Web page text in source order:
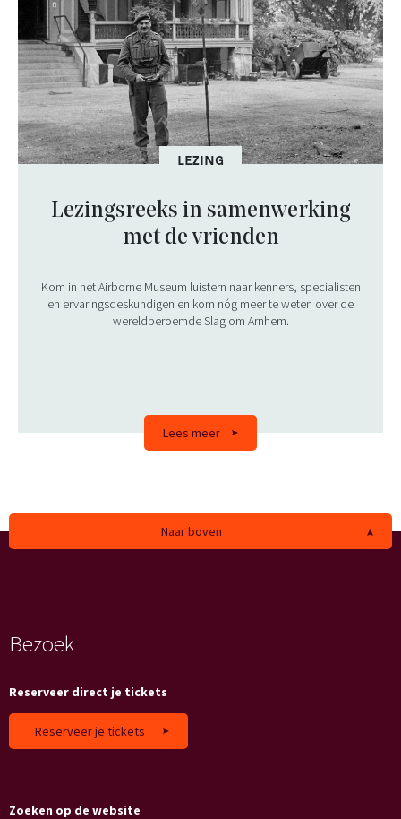
LEZING
Lezingsreeks in samenwerking
met de vrienden
Kom in het Airborne Museum luistern naar kenners, specialisten
en ervaringsdeskundigen en kom nóg meer te weten over de
wereldberoemde Slag om Arnhem.
Lees meer
Naar boven
Bezoek
Reserveer direct je tickets
Reserveer je tickets
Zoeken op de website